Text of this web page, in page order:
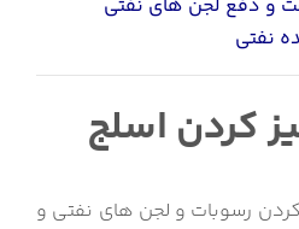
و دفع لجن های نفتی
نفتی
کردن اسلج
کردن رسوبات و لجن های نفتی و